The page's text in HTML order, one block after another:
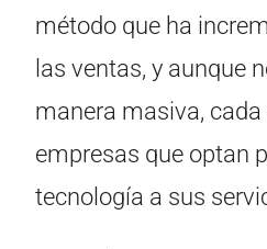
método que ha
las ventas, y aunque
manera masiva,
empresas que optan
tecnología a sus